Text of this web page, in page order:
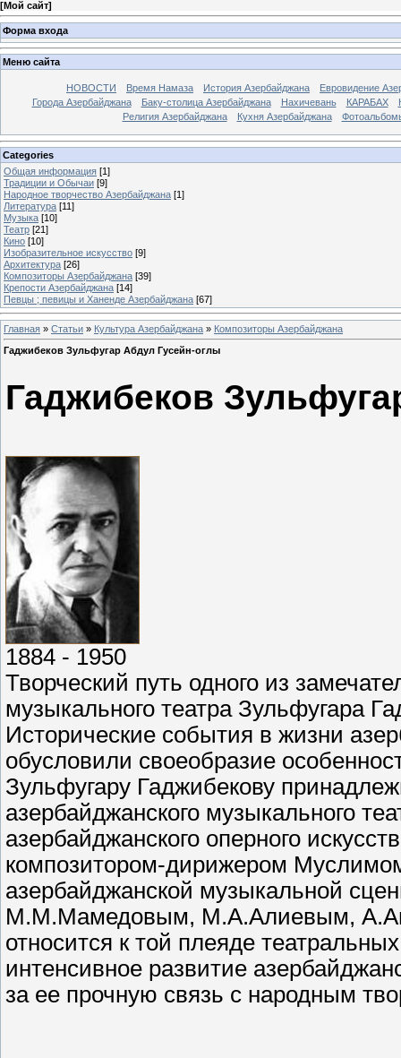
[Мой сайт]
Форма входа
Меню сайта
НОВОСТИ Время Намаза История Азербайджана
Евровидение
Города Азербайджана
Баку-столица Азербайджана Нахичевань КАРАБАХ
Религия Азербайджана
Кухня Азербайджана
Categories
Общая информация [1]
Традиции и Обычаи [9]
Народное творчество Азербайджана [1]
Литература [11]
Музыка [10]
Театр [21]
Кино [10]
Изобразительное искусство [9]
Архитектура [26]
Композиторы Азербайджана [39]
Крепости Азербайджана [14]
Певцы ; певицы и Ханенде Азербайджана [67]
Главная » Статьи » Культура Азербайджана » Композиторы Азербайджана
Гаджибеков Зульфугар Абдул Гусейн-оглы
Гаджибеков
1884 - 1950
Творческий путь одного из
музыкального театра Зульфугара
Исторические события в жизни
обусловили своеобразие
Зульфугару Гаджибекову
азербайджанского музыкального
азербайджанского оперного
композитором-дирижером
азербайджанской музыкальной
М.М.Мамедовым, М.А.Алиевым,
относится к той плеяде
интенсивное развитие
за ее прочную связь с народным